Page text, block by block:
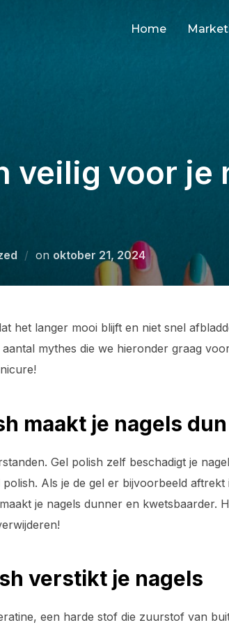
Home
veilig voor je
on Geplaatst
oktober 21, 2024
het langer mooi blijft en niet snel
mythes die we hieronder graag
maakt je nagels
Gel polish zelf beschadigt je
Als je de gel er bijvoorbeeld
je nagels dunner en kwetsbaarder.
verstikt je nagels
een harde stof die zuurstof van